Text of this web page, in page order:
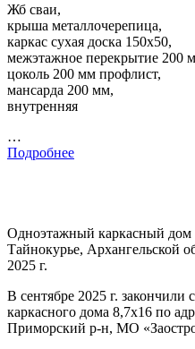
Жб сваи,
крыша металлочерепица,
каркас сухая доска 150х50,
межэтажное перекрытие 200
цоколь 200 мм профлист,
мансарда 200 мм,
внутренняя
…
Подробнее
Одноэтажный каркасный
Тайнокурье, Архангельской
2025 г.
В сентябре 2025 г. закончили
каркасного дома 8,7х16 по
Приморский р-н, МО